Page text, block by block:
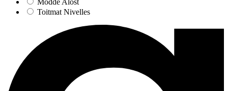
Toitmat Nivelles